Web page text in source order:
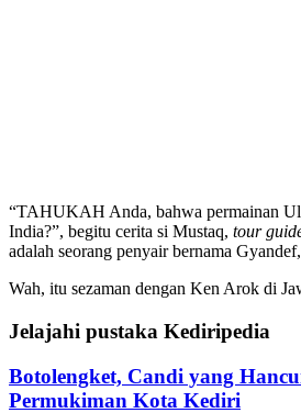
“TAHUKAH Anda, bahwa permainan
India?”, begitu cerita si Mustaq, tour
adalah seorang penyair bernama
Wah, itu sezaman dengan Ken Arok di
Jelajahi pustaka Kediripedia
Botolengket, Candi yang
Permukiman Kota Kediri